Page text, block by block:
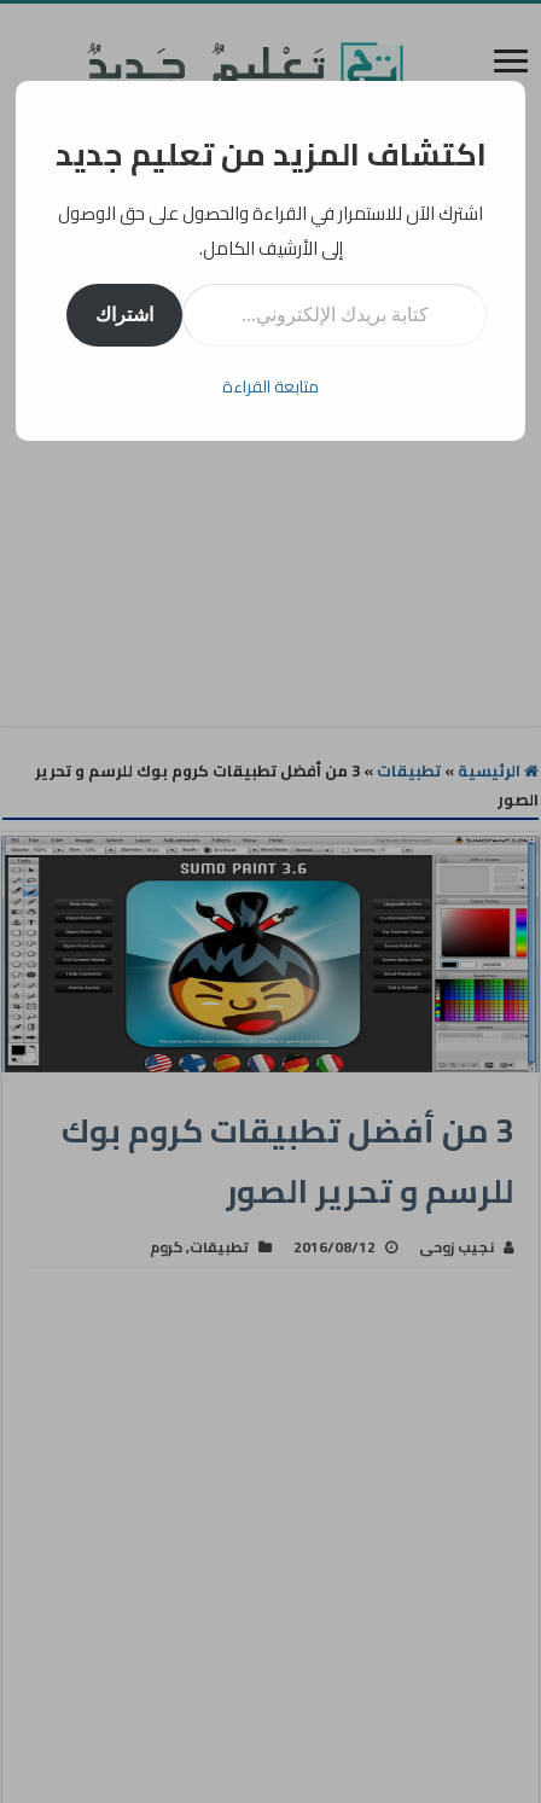
الرئيسية»تطبيقات»
3 من أفضل تطبيقات كروم بوك للرسم و تحرير
الصور
3 من أفضل تطبيقات كروم بوك
للرسم و تحرير الصور
نجيب زوحى 2016/08/12 تطبيقات,كروم
اكتشاف المزيد من تعليم جديد
اشترك الآن للاستمرار في القراءة والحصول على حق الوصول
إلى الأرشيف الكامل.
كتابة بريدك الإلكتروني...
اشتراك
متابعة القراءة